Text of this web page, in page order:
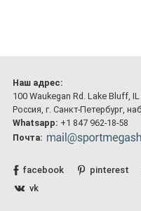
Наш адрес:
100 Waukegan Rd. Lake Bluff, IL
Россия, г. Санкт-Петербург,
Whatsapp: +1 847 962-18-58
Почта:
facebook pinterest
vk